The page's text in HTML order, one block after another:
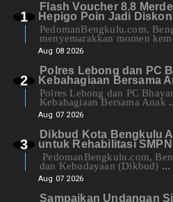
Flash Voucher 8.8
Hepigo Poin Jadi
PedomanBengkulu.com,
menyemarakkan momen
Aug 08 2026
Polres Lebong dan PC
Kebahagiaan Bersama
Polres Lebong dan PC
Kebahagiaan Bersama Anak
Aug 07 2026
Dikbud Kota Bengkulu
untuk Rehabilitasi
PedomanBengkulu.com,
dan Kebudayaan (Dikbud) ...
Aug 07 2026
Sampaikan Undangan